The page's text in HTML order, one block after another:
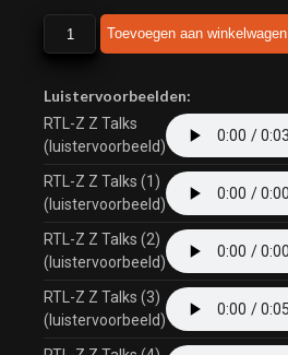
Z
Talks
aantal
Toevoegen aan winkelwagen
Luistervoorbeelden:
RTL-Z Z Talks
(luistervoorbeeld)
RTL-Z Z Talks (1)
(luistervoorbeeld)
RTL-Z Z Talks (2)
(luistervoorbeeld)
RTL-Z Z Talks (3)
(luistervoorbeeld)